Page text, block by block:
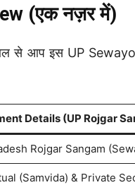
(एक नज़र में)
टेबल से आप इस UP
Details (UP Rojgar
Rojgar Sangam
(Samvida) & Private